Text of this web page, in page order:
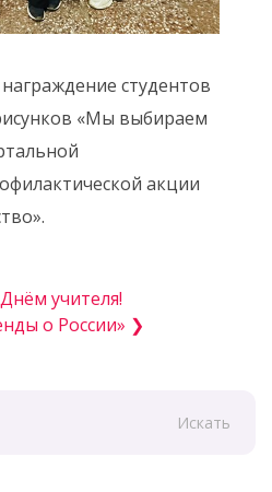
студентов
«Мы выбираем
акции
учителя!
о России» ❯
Искать